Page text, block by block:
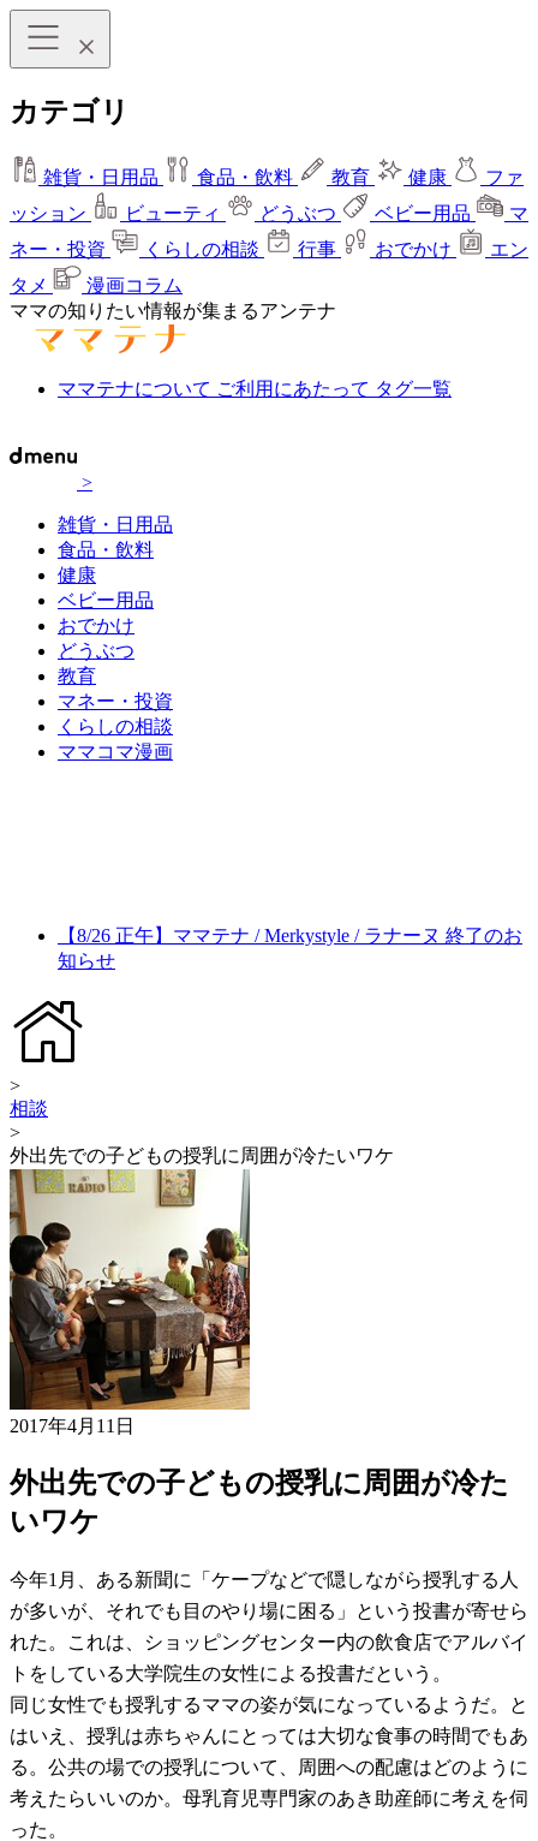
カテゴリ
雑貨・日用品 食品・飲料 教育 健康
ファ
ッション
ビューティ どうぶつ ベビー用品
マ
ネー・投資
くらしの相談 行事 おでかけ
エン
タメ
漫画コラム
ママの知りたい情報が集まるアンテナ
ママテナについて ご利用にあたって タグ一覧
>
雑貨・日用品
食品・飲料
健康
ベビー用品
おでかけ
どうぶつ
教育
マネー・投資
くらしの相談
ママコマ漫画
【8/26 正午】ママテナ / Merkystyle / ラナーヌ 終了のお
知らせ
>
相談
>
外出先での子どもの授乳に周囲が冷たいワケ
2017年4月11日
外出先での子どもの授乳に周囲が冷た
いワケ
今年1月、ある新聞に「ケープなどで隠しながら授乳する人
が多いが、それでも目のやり場に困る」という投書が寄せら
れた。これは、ショッピングセンター内の飲食店でアルバイ
トをしている大学院生の女性による投書だという。
同じ女性でも授乳するママの姿が気になっているようだ。と
はいえ、授乳は赤ちゃんにとっては大切な食事の時間でもあ
る。公共の場での授乳について、周囲への配慮はどのように
考えたらいいのか。母乳育児専門家のあき助産師に考えを伺
った。